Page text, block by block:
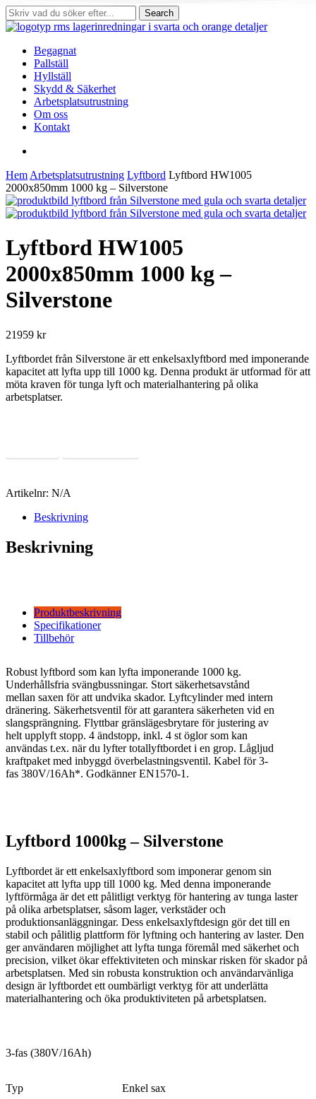
Skip
to
main
content
Search
Close
search
Menu
Begagnat
Pallställ
Hyllställ
Skydd & Säkerhet
Arbetsplatsutrustning
Om oss
Kontakt
Hem Arbetsplatsutrustning Lyftbord Lyftbord HW1005
2000x850mm 1000 kg – Silverstone
Lyftbord HW1005
2000x850mm 1000 kg –
Silverstone
21959 kr
Lyftbordet från Silverstone är ett enkelsaxlyftbord med imponerande
kapacitet att lyfta upp till 1000 kg. Denna produkt är utformad för att
möta kraven för tunga lyft och materialhantering på olika
arbetsplatser.
Artikelnr: N/A
Beskrivning
Beskrivning
Produktbeskrivning
Specifikationer
Tillbehör
Robust lyftbord som kan lyfta imponerande 1000 kg.
Underhållsfria svängbussningar. Stort säkerhetsavstånd
mellan saxen för att undvika skador. Lyftcylinder med intern
dränering. Säkerhetsventil för att garantera säkerheten vid en
slangsprängning. Flyttbar gränslägesbrytare för justering av
helt upplyft stopp. 4 ändstopp, inkl. 4 st öglor som kan
användas t.ex. när du lyfter totallyftbordet i en grop. Lågljud
kraftpaket med inbyggd överbelastningsventil. Kabel för 3-
fas 380V/16Ah*. Godkänner EN1570-1.
Lyftbord 1000kg – Silverstone
Lyftbordet är ett enkelsaxlyftbord som imponerar genom sin
kapacitet att lyfta upp till 1000 kg. Med denna imponerande
lyftförmåga är det ett pålitligt verktyg för hantering av tunga laster
på olika arbetsplatser, såsom lager, verkstäder och
produktionsanläggningar. Dess enkelsaxlyftdesign gör det till en
stabil och pålitlig plattform för lyftning och hantering av laster. Den
ger användaren möjlighet att lyfta tunga föremål med säkerhet och
precision, vilket ökar effektiviteten och minskar risken för skador på
arbetsplatsen. Med sin robusta konstruktion och användarvänliga
design är lyftbordet ett oumbärligt verktyg för att underlätta
materialhantering och öka produktiviteten på arbetsplatsen.
3-fas (380V/16Ah)
Typ Enkel sax